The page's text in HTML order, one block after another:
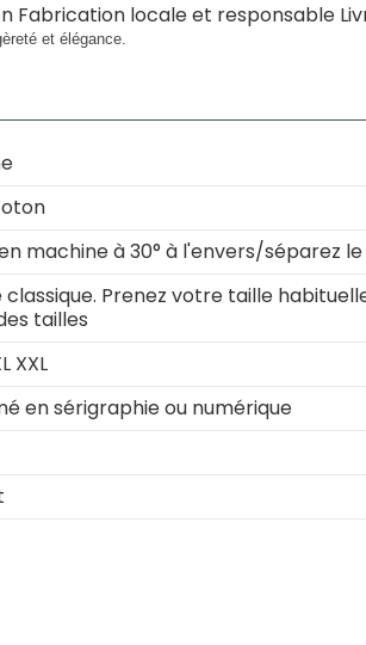
Fabrication locale et responsable
et élégance.
machine à 30° à l'envers/séparez
classique. Prenez votre taille
tailles
XXL
en sérigraphie ou numérique